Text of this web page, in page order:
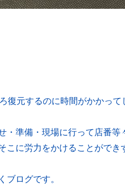
元するのに時間がかかって
準備・現場に行って店番
に労力をかけることがで
ブログです。